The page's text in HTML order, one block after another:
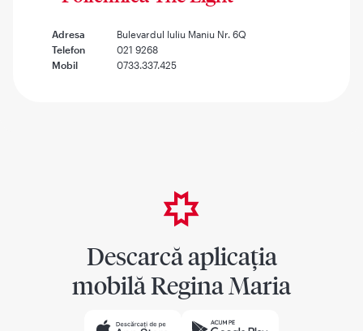
Adresa
Bulevardul Iuliu Maniu Nr. 6Q
Telefon
021 9268
Mobil
0733.337.425
Descarcă aplicația
mobilă Regina Maria